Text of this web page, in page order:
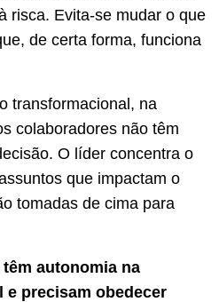
risca. Evita-se mudar o que
de certa forma, funciona
transformacional, na
colaboradores não têm
O líder concentra o
que impactam o
tomadas de cima para
autonomia na
e precisam obedecer